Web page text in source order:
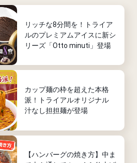
リッチな8分間を！トライア
ルのプレミアムアイスに新シ
リーズ「Otto minuti」登場
カップ麺の枠を超えた本格
派！トライアルオリジナル
汁なし担担麺が登場
【ハンバーグの焼き方】中ま